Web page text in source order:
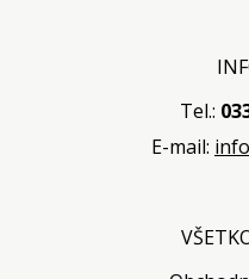
Tel.:
E-mail: